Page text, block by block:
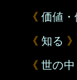
《 価値・
《 知る
《 世の中